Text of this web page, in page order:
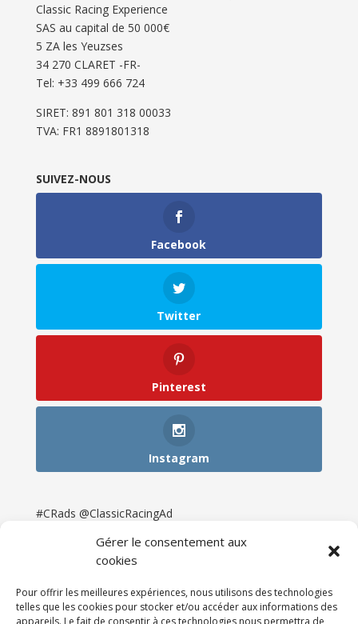
Gérer le consentement aux
cookies
Pour offrir les meilleures expériences, nous utilisons des technologies
telles que les cookies pour stocker et/ou accéder aux informations des
appareils. Le fait de consentir à ces technologies nous permettra de
Classic Racing Experience
SAS au capital de 50 000€
5 ZA les Yeuzses
34 270 CLARET -FR-
Tel: ‭+33 499 666 724‬
SIRET: 891 801 318 00033
TVA: FR1 8891801318
SUIVEZ-NOUS
Facebook
Twitter
Pinterest
Instagram
#CRads @ClassicRacingAd